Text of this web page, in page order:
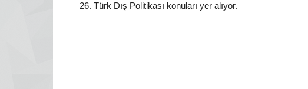
Türk Dış Politikası konuları yer alıyor.